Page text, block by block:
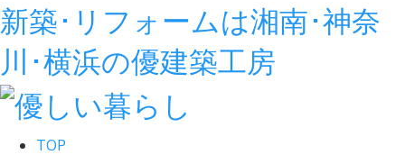
新築･リフォームは湘南･神奈
川･横浜の優建築工房
TOP